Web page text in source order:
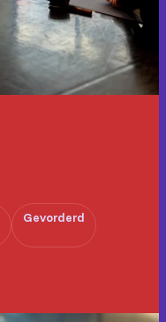
Gevorderd